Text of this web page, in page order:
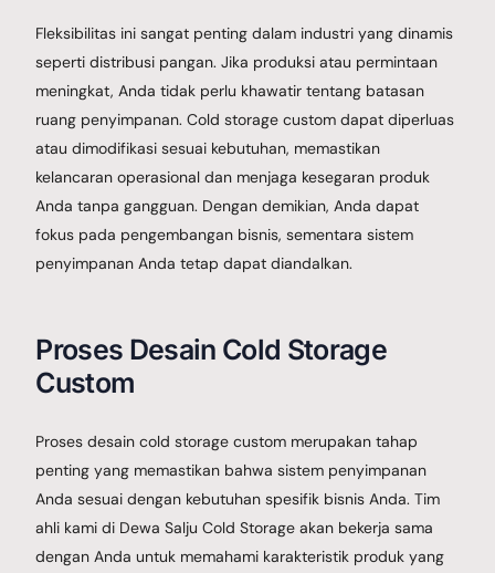
Fleksibilitas ini sangat penting dalam industri yang dinamis
seperti distribusi pangan. Jika produksi atau permintaan
meningkat, Anda tidak perlu khawatir tentang batasan
ruang penyimpanan. Cold storage custom dapat diperluas
atau dimodifikasi sesuai kebutuhan, memastikan
kelancaran operasional dan menjaga kesegaran produk
Anda tanpa gangguan. Dengan demikian, Anda dapat
fokus pada pengembangan bisnis, sementara sistem
penyimpanan Anda tetap dapat diandalkan.
Proses Desain Cold Storage
Custom
Proses desain cold storage custom merupakan tahap
penting yang memastikan bahwa sistem penyimpanan
Anda sesuai dengan kebutuhan spesifik bisnis Anda. Tim
ahli kami di Dewa Salju Cold Storage akan bekerja sama
dengan Anda untuk memahami karakteristik produk yang